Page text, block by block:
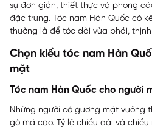
sự đơn giản, thiết thực và phong
đặc trưng. Tóc nam Hàn Quốc có
thường là để tóc dài vừa phải,
Chọn kiểu tóc nam Hàn
mặt
Tóc nam Hàn Quốc cho người
Những người có gương mặt vuông
gò má cao. Tỷ lệ chiều dài và